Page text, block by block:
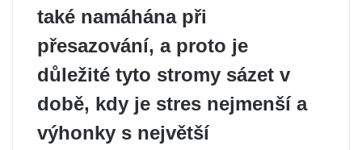
také namáhána při
přesazování, a proto je
důležité tyto stromy sázet v
době, kdy je stres nejmenší a
výhonky s největší